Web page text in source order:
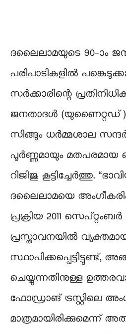
ദലൈലാമയുടെ 90-ാം
പരിപാടികളിൽ
സർക്കാരിന്റെ
ജനതാദൾ (യുണൈറ്റഡ്)
സിങ്ങും ധർമ്മശാല
പൂർണ്ണമായും
റിജിജു കൂട്ടിച്ചേർത്തു.
ദലൈലാമയെ
പ്രക്രിയ 2011
പ്രസ്താവനയിൽ
സ്ഥാപിക്കപ്പെട്ടിട്ടുണ്ട്,
ചെയ്യുന്നതിനുള്ള
ഫോഡ്രാങ് ട്രസ്റ്റിലെ
മാത്രമായിരിക്കുമെന്ന് അത്